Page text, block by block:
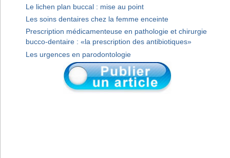
Le lichen plan buccal : mise au point
Les soins dentaires chez la femme enceinte
Prescription médicamenteuse en pathologie et chirurgie
bucco-dentaire : «la prescription des antibiotiques»
Les urgences en parodontologie